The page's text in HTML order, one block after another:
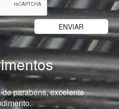
parabéns, excelente